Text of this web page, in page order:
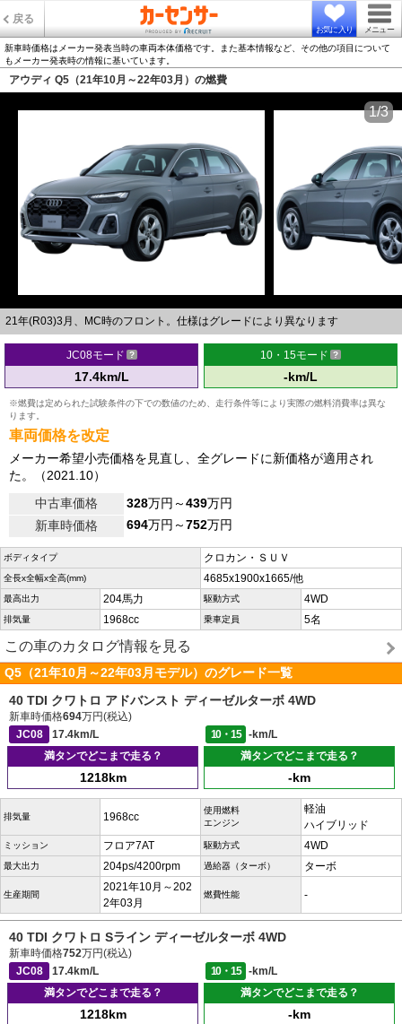
戻る
お気に入り メニュー
新車時価格はメーカー発表当時の車両本体価格です。また基本情報など、その他の項目について
もメーカー発表時の情報に基いています。
アウディ Q5（21年10月～22年03月）の燃費
21年(R03)3月、MC時のフロント。仕様はグレードにより異なります
1/3
JC08モード
17.4km/L
10・15モード
-km/L
※燃費は定められた試験条件の下での数値のため、走行条件等により実際の燃料消費率は異な
ります。
車両価格を改定
メーカー希望小売価格を見直し、全グレードに新価格が適用され
た。（2021.10）
中古車価格
328万円～439万円
新車時価格
694万円～752万円
ボディタイプ クロカン・ＳＵＶ
全長x全幅x全高(mm) 4685x1900x1665/他
最高出力 204馬力 駆動方式 4WD
排気量 1968cc 乗車定員 5名
この車のカタログ情報を見る
Q5（21年10月～22年03月モデル）のグレード一覧
40 TDI クワトロ アドバンスト ディーゼルターボ 4WD
新車時価格694万円(税込)
JC08
17.4km/L 10・15
-km/L
満タンでどこまで走る？
1218km
満タンでどこまで走る？
-km
排気量 1968cc
使用燃料
エンジン
軽油
ハイブリッド
ミッション フロア7AT 駆動方式 4WD
最大出力 204ps/4200rpm 過給器（ターボ） ターボ
生産期間
2021年10月～202
2年03月
燃費性能 -
40 TDI クワトロ Sライン ディーゼルターボ 4WD
新車時価格752万円(税込)
JC08
17.4km/L 10・15
-km/L
満タンでどこまで走る？
1218km
満タンでどこまで走る？
-km